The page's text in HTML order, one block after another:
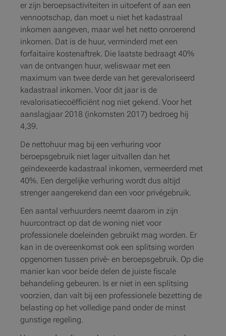
er zijn beroepsactiviteiten in uitoefent of aan een
vennootschap, dan moet u niet het kadastraal
inkomen aangeven, maar wel het netto onroerend
inkomen. Dat is de huur, verminderd met een
forfaitaire kostenaftrek. Die laatste bedraagt 40%
van de ontvangen huur, weliswaar met een
maximum van twee derde van het gerevaloriseerd
kadastraal inkomen. Voor dit jaar is de
revalorisatiecoëfficiënt nog niet gekend. Voor het
aanslagjaar 2018 (inkomsten 2017) bedroeg hij
4,39.
De nettohuur mag bij een verhuring voor
beroepsgebruik niet lager uitvallen dan het
geïndexeerde kadastraal inkomen, vermeerderd met
40%. Een dergelijke verhuring wordt dus altijd
strenger aangerekend dan een voor privégebruik.
Een aantal verhuurders neemt daarom in zijn
huurcontract op dat de woning niet voor
professionele doeleinden gebruikt mag worden. Er
kan in de overeenkomst ook een splitsing worden
opgenomen tussen privé- en beroepsgebruik. Op die
manier kan voor beide delen de juiste fiscale
behandeling gebeuren. Is er niet in een splitsing
voorzien, dan valt bij een professionele bezetting de
belasting op het volledige pand onder de minst
gunstige regeling.